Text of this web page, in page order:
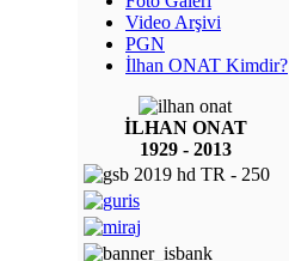
Video Arşivi
PGN
İlhan ONAT Kimdir?
İLHAN ONAT
1929 - 2013